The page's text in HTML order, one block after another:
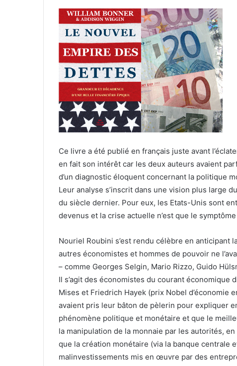
Ce livre a été publié en français juste avant
en fait son intérêt car les deux auteurs avaient
d’un diagnostic éloquent concernant la politique
Leur analyse s’inscrit dans une vision plus large
du siècle dernier. Pour eux, les Etats-Unis sont
devenus et la crise actuelle n’est que le
Nouriel Roubini s’est rendu célèbre en anticipant
autres économistes et hommes de pouvoir ne
– comme Georges Selgin, Mario Rizzo, Guido
Il s’agit des économistes du courant
Mises et Friedrich Hayek (prix Nobel d’économie
avaient pris leur bâton de pèlerin pour expliquer
phénomène politique et monétaire et que le
la manipulation de la monnaie par les autorités,
que la création monétaire (via la banque centrale
malinvestissements mis en œuvre par des